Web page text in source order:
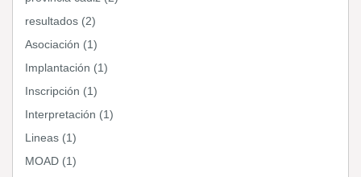
resultados (2)
Asociación (1)
Implantación (1)
Inscripción (1)
Interpretación (1)
Lineas (1)
MOAD (1)